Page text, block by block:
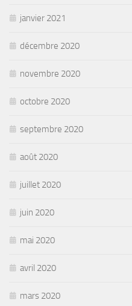
janvier 2021
décembre 2020
novembre 2020
octobre 2020
septembre 2020
août 2020
juillet 2020
juin 2020
mai 2020
avril 2020
mars 2020